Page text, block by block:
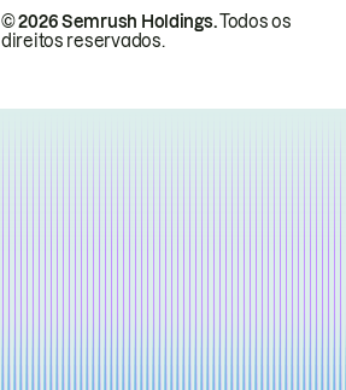
© 2026 Semrush Holdings.Todos os
direitos reservados.